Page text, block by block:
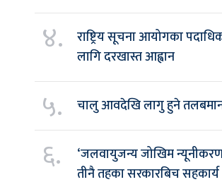
४.
राष्ट्रिय सूचना आयोगका
लागि दरखास्त आह्वान
५. चालु आवदेखि लागु हुने
६.
‘जलवायुजन्य जोखिम
तीनै तहका सरकारबिच सहकार्य